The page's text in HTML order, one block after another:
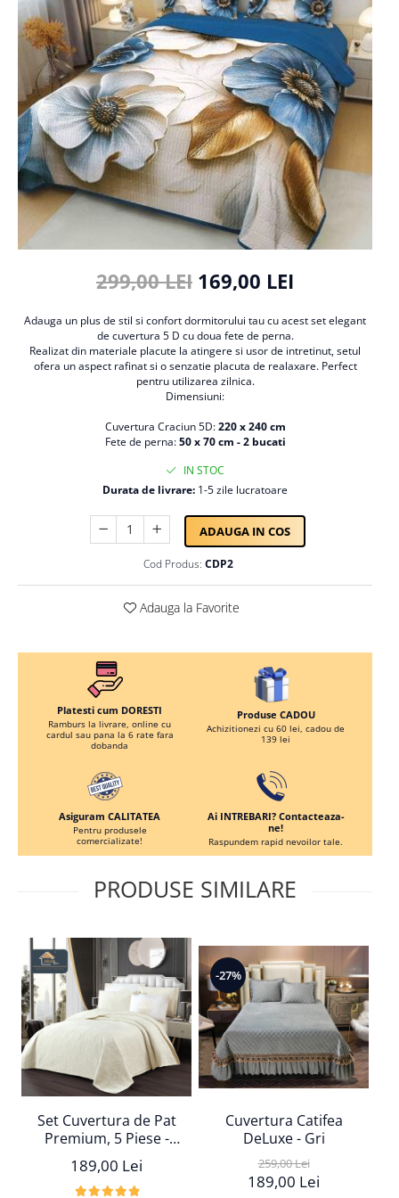
Cearceaf cu elastic
Cearceaf normal
Lenjerii De Pat Creponate
Lenjerii De Pat Bumbac Poplin 2
Persoane
Lenjerii De Pat Bumbac Poplin,
Matlasate, 2 Persoane
Lenjerii De Pat Bumbac Satinat 2
Persoane
Lenjerii De Pat Volanase
Lenjerii De Pat, Finet Premium 3D,
Lenjerii De Pat Jacquard
Lenjerii De Pat Catifea
Lenjerii De Pat Cocolino
Set Lenjerie De Pat Blana
Artificiala De Iepure, 6 Piese, 2
Set Lenjerie Pat Blanita Iepure, 6
Piese, Cu Pilota Inclusa
Lenjerii De Pat Premium Collection
Set Lenjerie De Pat, 7 Piese, Cu
Pilota / Cuvertura Inclusa
Set Lenjerie De Pat Jacquard Regal,
11 Piese, Cuvertura Inclusa
Lenjerii Damasc Egiptean King Size
Lenjerii De Pat, Finet Premium, 1
Lenjerii De Pat Damasc 1 Persoana
Lenjerii De Pat, Imprimeu 3D, 1
Persoana
299,00 LEI 169,00 LEI
Adauga un plus de stil si confort dormitorului tau cu acest set elegant
de cuvertura 5 D cu doua fete de perna.
Realizat din materiale placute la atingere si usor de intretinut, setul
ofera un aspect rafinat si o senzatie placuta de realaxare. Perfect
pentru utilizarea zilnica.
Dimensiuni:
Cuvertura Craciun 5D:220 x 240 cm
Fete de perna:50 x 70 cm - 2 bucati
IN STOC
Durata de livrare: 1-5 zile lucratoare
ADAUGA IN COS
Cod Produs: CDP2
Adauga la Favorite
Platesti cum DORESTI
Ramburs la livrare, online cu
cardul sau pana la 6 rate fara
dobanda
Produse CADOU
Achizitionezi cu 60 lei, cadou de
139 lei
Asiguram CALITATEA
Pentru produsele
comercializate!
Ai INTREBARI? Contacteaza-
ne!
Raspundem rapid nevoilor tale.
PRODUSE SIMILARE
Set Cuvertura de Pat
Premium, 5 Piese -
Crem
189,00 Lei
-27%
Cuvertura Catifea
DeLuxe - Gri
259,00 Lei
189,00 Lei